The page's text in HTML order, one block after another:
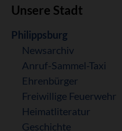
Unsere Stadt
Navigation
überspringen
Philippsburg
Newsarchiv
Anruf-Sammel-Taxi
Ehrenbürger
Freiwillige Feuerwehr
Heimatliteratur
Geschichte